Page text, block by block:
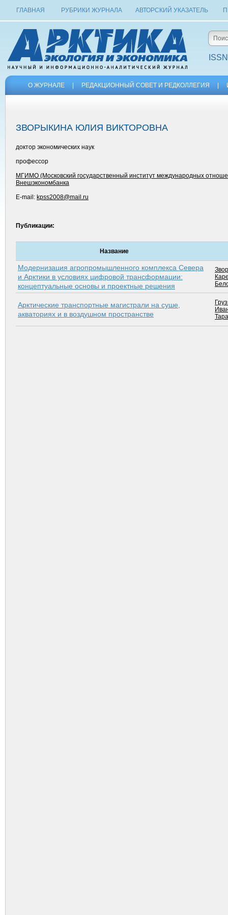
ГЛАВНАЯ РУБРИКИ ЖУРНАЛА АВТОРСКИЙ УКАЗАТЕЛЬ
О ЖУРНАЛЕ РЕДАКЦИОННЫЙ СОВЕТ И РЕДКОЛЛЕГИЯ
ЗВОРЫКИНА ЮЛИЯ ВИКТОРОВНА
доктор экономических наук
профессор
МГИМО (Московский государственный институт международных
Внешэкономбанка
E-mail: kpss2008@mail.ru
Публикации:
Название
Модернизация агропромышленного комплекса Севера
и Арктики в условиях цифровой трансформации:
концептуальные основы и проектные решения
Арктические транспортные магистрали на суше,
акваториях и в воздушном пространстве